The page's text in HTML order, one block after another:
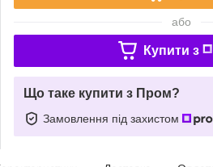
або
Купити з
Що таке купити з Пром?
Замовлення під захистом